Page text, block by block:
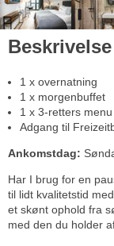
Beskrivelse
1 x overnatning
1 x morgenbuffet
1 x 3-retters menu
Adgang til
Ankomstdag:
Har I brug for en
til lidt kvalitetstid
et skønt ophold fra
med den du holder